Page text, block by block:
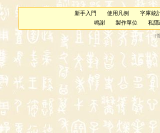
新手入門 使用凡例 字庫統
鳴謝
製作單位 私隱
（